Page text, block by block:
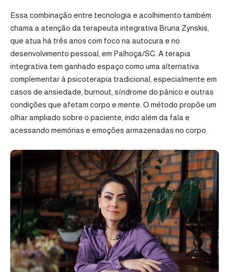
Essa combinação entre tecnologia e acolhimento também
chama a atenção da terapeuta integrativa Bruna Zynskis
que atua há três anos com foco na autocura e no
desenvolvimento pessoal, em Palhoça/SC. A terapia
integrativa tem ganhado espaço como uma alternativa
complementar à psicoterapia tradicional, especialmente em
casos de ansiedade, burnout, síndrome do pânico e outras
condições que afetam corpo e mente. O método propõe um
olhar ampliado sobre o paciente, indo além da fala e
acessando memórias e emoções armazenadas no corpo.